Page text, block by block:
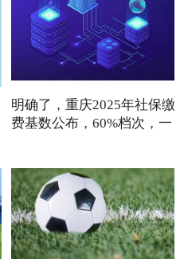
明确了，重庆2025年社保缴
费基数公布，60%档次，一